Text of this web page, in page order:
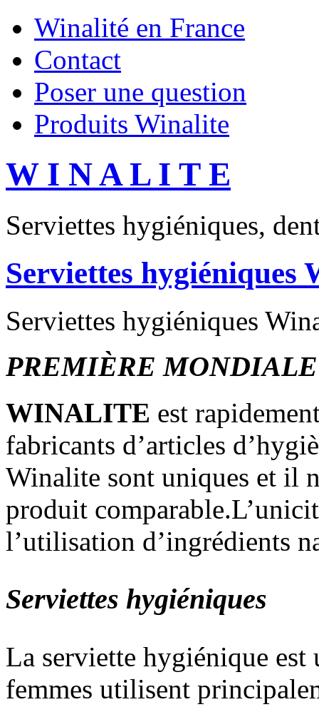
Winalité en France
Contact
Poser une question
Produits Winalite
W I N A L I T E
Serviettes hygiéniques,
Serviettes hygiéniques
Serviettes hygiéniques
PREMIÈRE MONDIALE
WINALITE est
fabricants d’articles
Winalite sont uniques et il
produit
l’utilisation d’ingrédients
Serviettes hygiéniques
La serviette hygiénique est
femmes utilisent